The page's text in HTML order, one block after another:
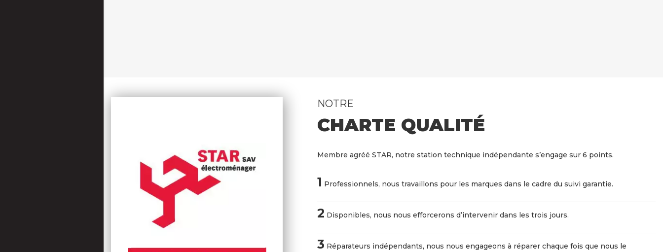
NOTRE
CHARTE QUALITÉ
Membre agréé STAR, notre station technique indépendante s’engage sur 6 points.
1 Professionnels, nous travaillons pour les marques dans le cadre du suivi garantie.
2 Disponibles, nous nous efforcerons d’intervenir dans les trois jours.
3 Réparateurs indépendants, nous nous engageons à réparer chaque fois que nous le